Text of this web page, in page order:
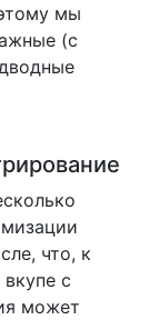
мы
(с
что, к
с
может